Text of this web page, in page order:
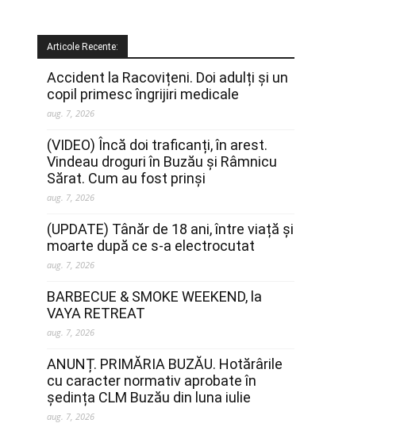
Articole Recente:
Accident la Racovițeni. Doi adulți și un
copil primesc îngrijiri medicale
aug. 7, 2026
(VIDEO) Încă doi traficanți, în arest.
Vindeau droguri în Buzău și Râmnicu
Sărat. Cum au fost prinși
aug. 7, 2026
(UPDATE) Tânăr de 18 ani, între viață și
moarte după ce s-a electrocutat
aug. 7, 2026
BARBECUE & SMOKE WEEKEND, la
VAYA RETREAT
aug. 7, 2026
ANUNȚ. PRIMĂRIA BUZĂU. Hotărârile
cu caracter normativ aprobate în
ședința CLM Buzău din luna iulie
aug. 7, 2026